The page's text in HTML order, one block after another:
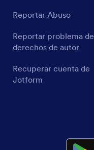
Reportar Abuso
Reportar problema de
derechos de autor
Recuperar cuenta de
Jotform